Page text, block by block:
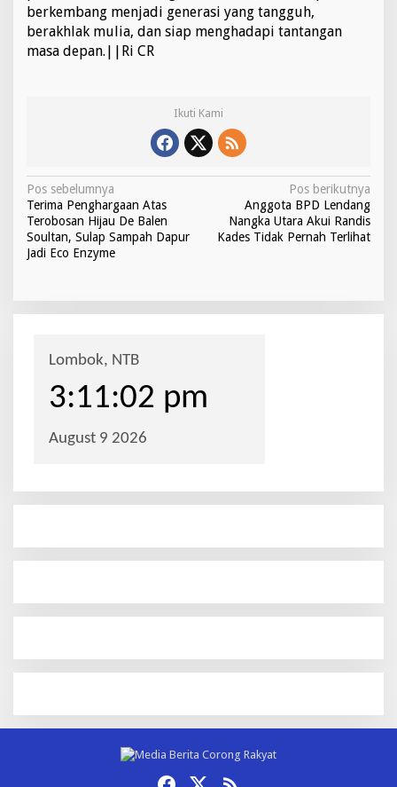
berkembang menjadi generasi yang tangguh,
berakhlak mulia, dan siap menghadapi tantangan
masa depan.||Ri CR
Ikuti Kami
N
a
v
i
a
Pos sebelumnya
Terima Penghargaan Atas
Terobosan Hijau De Balen
Soultan, Sulap Sampah Dapur
Jadi Eco Enzyme
Pos berikutnya
Anggota BPD Lendang
Nangka Utara Akui Randis
Kades Tidak Pernah Terlihat